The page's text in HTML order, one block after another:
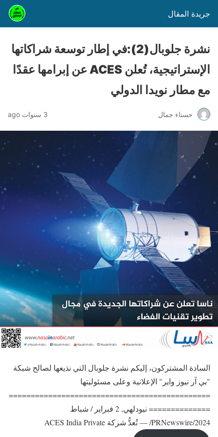
جريدة المقال
نشرة جلوبال(2):في إطار توسعة شراكاتها
الإستراتيجية، تُعلن ACES عن إبرامها عقدًا
مع مطار نويدا الدولي
حسناء جمال 3 سنوات ago
السادة المشتركون، إليكم نشرة جلوبال التي نذيعها لصالح شبكة
"بي آر نيوز واير" الإعلانية وعلى مسئوليتها
==============================================
============== نيودلهي, 2 فبراير / شباط
2024/PRNewswire/ — تُعدُّ شركة ACES India Private